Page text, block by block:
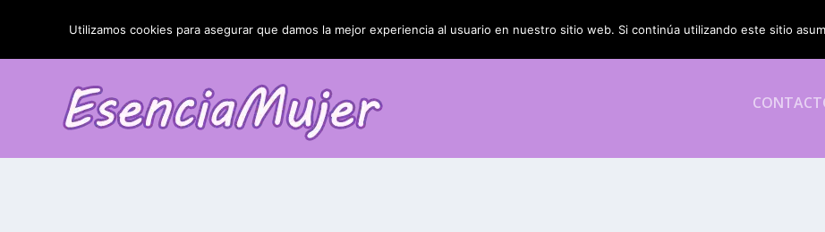
TENDENCIAS: La blefaroplastia y sus resultados
Utilizamos cookies para asegurar que damos la mejor experiencia al usuario en nuestro sitio web. Si continúa utilizando este sitio